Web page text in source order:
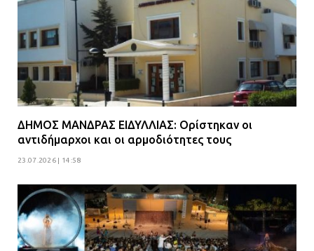
ΔΗΜΟΣ ΜΑΝΔΡΑΣ ΕΙΔΥΛΛΙΑΣ: Ορίστηκαν οι
αντιδήμαρχοι και οι αρμοδιότητες τους
23.07.2026 | 14:58